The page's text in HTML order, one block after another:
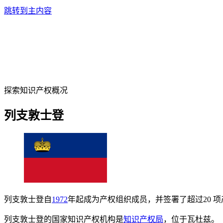
跳转到主内容
探索知识产权概况
列支敦士登
列支敦士登自1972年起成为产权组织成员，并签署了超过20 项
列支敦士登的国家知识产权机构是知识产权局，位于瓦杜兹。